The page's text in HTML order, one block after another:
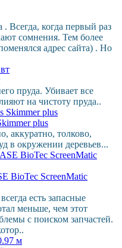
Всегда, когда первый раз
сомнения. Тем более
адрес сайта) . Но
пруда. Убивает все
на чистоту пруда..
plus
аккуратно, толково,
в окружении деревьев...
BioTec ScreenMatic
есть запасные
меньше, чем этот
с поиском запчастей.